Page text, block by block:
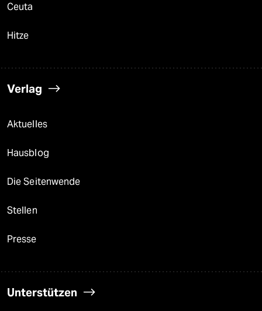
Ceuta
Hitze
Verlag
Aktuelles
Hausblog
Die Seitenwende
Stellen
Presse
Unterstützen